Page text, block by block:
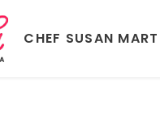
CHEF SUSAN